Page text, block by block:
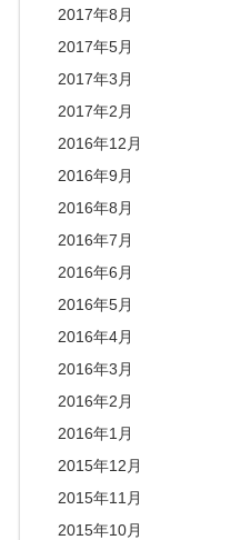
2017年8月
2017年5月
2017年3月
2017年2月
2016年12月
2016年9月
2016年8月
2016年7月
2016年6月
2016年5月
2016年4月
2016年3月
2016年2月
2016年1月
2015年12月
2015年11月
2015年10月